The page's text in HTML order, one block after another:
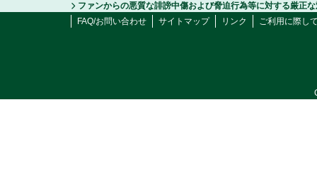
ファンからの悪質な誹謗中傷および脅迫行為等に対する厳正
FAQ/お問い合わせ
サイトマップ リンク ご利用に際し